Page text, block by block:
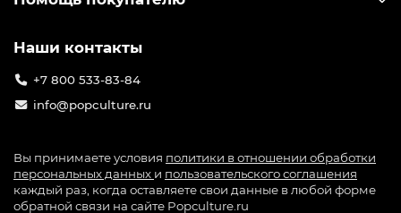
Набор фигурок Nano
3 149р. 3 490р.